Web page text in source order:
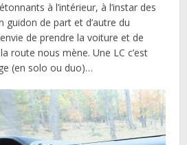
à l’intérieur, à l’instar des
de part et d’autre du
de prendre la voiture et de
route nous mène. Une LC c’est
(en solo ou duo)…